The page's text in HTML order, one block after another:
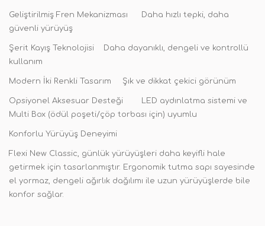
Geliştirilmiş Fren Mekanizması
Daha hızlı tepki, daha
güvenli yürüyüş
Şerit Kayış Teknolojisi
Daha dayanıklı, dengeli ve kontrollü
kullanım
Modern İki Renkli Tasarım Şık ve dikkat çekici görünüm
Opsiyonel Aksesuar Desteği
LED aydınlatma sistemi ve
Multi Box (ödül poşeti/çöp torbası için) uyumlu
Konforlu Yürüyüş Deneyimi
Flexi New Classic, günlük yürüyüşleri daha keyifli hale
getirmek için tasarlanmıştır. Ergonomik tutma sapı sayesinde
el yormaz, dengeli ağırlık dağılımı ile uzun yürüyüşlerde bile
konfor sağlar.